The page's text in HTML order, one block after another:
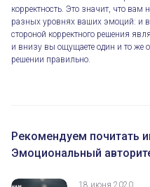
корректность. Это значит, что вам
разных уровнях ваших эмоций: и
стороной корректного решения
и внизу вы ощущаете один и то же
решении правильно.
Рекомендуем почитать
Эмоциональный
18 июня 2020